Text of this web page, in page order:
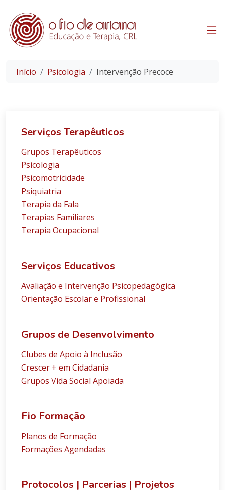
Início Psicologia Intervenção Precoce
Serviços Terapêuticos
Grupos Terapêuticos
Psicologia
Psicomotricidade
Psiquiatria
Terapia da Fala
Terapias Familiares
Terapia Ocupacional
Serviços Educativos
Avaliação e Intervenção Psicopedagógica
Orientação Escolar e Profissional
Grupos de Desenvolvimento
Clubes de Apoio à Inclusão
Crescer + em Cidadania
Grupos Vida Social Apoiada
Fio Formação
Planos de Formação
Formações Agendadas
Protocolos | Parcerias | Projetos